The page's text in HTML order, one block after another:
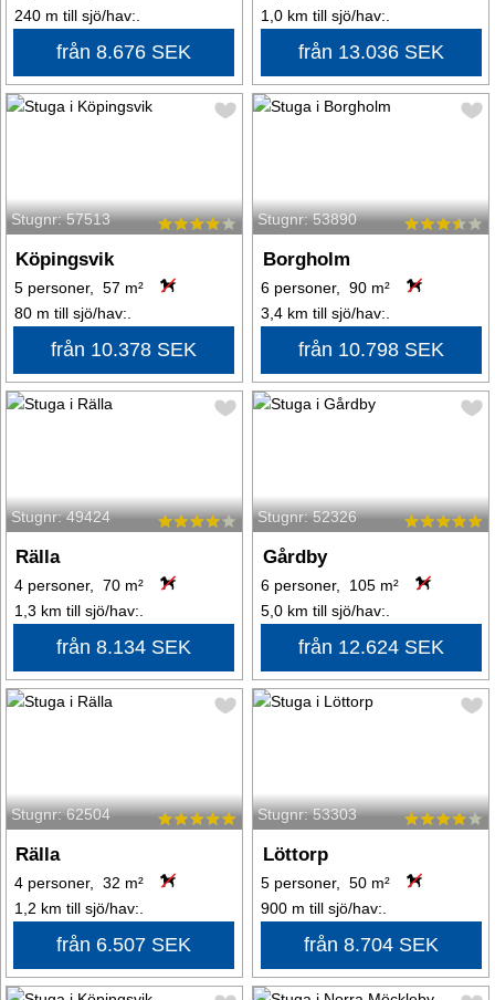
240 m till sjö/hav:.
från 8.676 SEK
1,0 km till sjö/hav:.
från 13.036 SEK
Stugnr: 57513
Köpingsvik
5 personer, 57 m²
80 m till sjö/hav:.
från 10.378 SEK
Stugnr: 53890
Borgholm
6 personer, 90 m²
3,4 km till sjö/hav:.
från 10.798 SEK
Stugnr: 49424
Rälla
4 personer, 70 m²
1,3 km till sjö/hav:.
från 8.134 SEK
Stugnr: 52326
Gårdby
6 personer, 105 m²
5,0 km till sjö/hav:.
från 12.624 SEK
Stugnr: 62504
Rälla
4 personer, 32 m²
1,2 km till sjö/hav:.
från 6.507 SEK
Stugnr: 53303
Löttorp
5 personer, 50 m²
900 m till sjö/hav:.
från 8.704 SEK